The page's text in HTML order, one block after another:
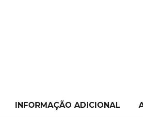
INFORMAÇÃO ADICIONAL